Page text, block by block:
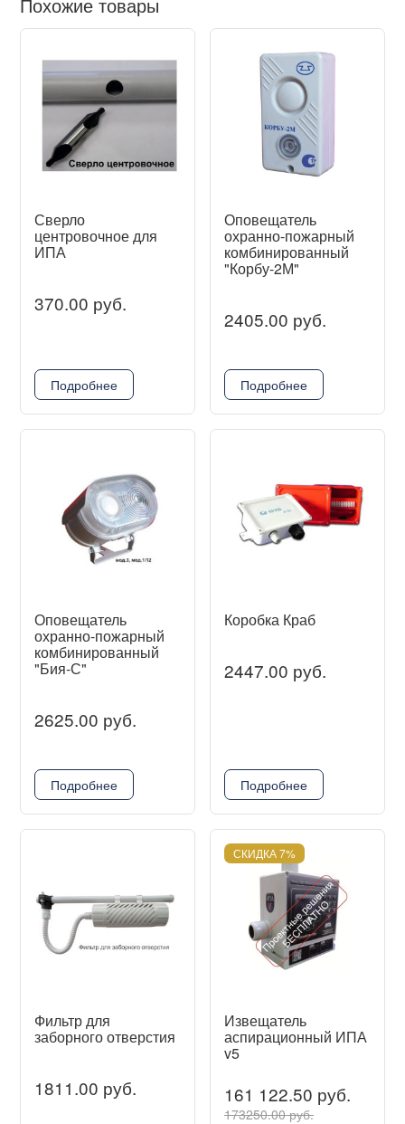
Сверло
центровочное для
ИПА
370.00 руб.
Подробнее
Оповещатель
охранно-пожарный
комбинированный
"Корбу-2М"
2405.00 руб.
Подробнее
Оповещатель
охранно-пожарный
комбинированный
"Бия-С"
2625.00 руб.
Подробнее
Коробка Краб
2447.00 руб.
Подробнее
Фильтр для
заборного отверстия
1811.00 руб.
СКИДКА 7%
Извещатель
аспирационный ИПА
v5
161 122.50 руб.
173250.00 руб.